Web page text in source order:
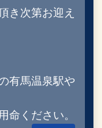
き次第お迎え
有馬温泉駅や
命ください。